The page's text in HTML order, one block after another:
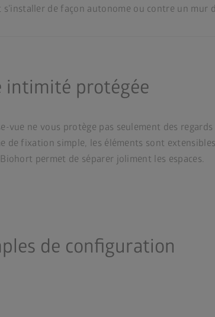
s’installer de façon autonome ou contre un mur
intimité protégée
vue ne vous protège pas seulement des
de fixation simple, les éléments sont
permet de séparer joliment les espaces.
de configuration